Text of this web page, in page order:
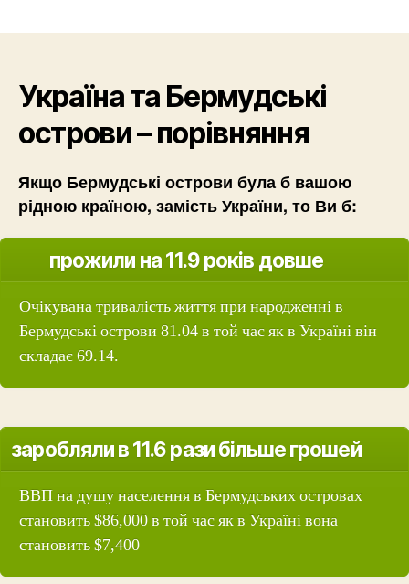
Україна та Бермудські
острови – порівняння
Якщо Бермудські острови була б вашою
рідною країною, замість України, то Ви б:
прожили на 11.9 років довше
Очікувана тривалість життя при народженні в
Бермудські острови 81.04 в той час як в Україні він
складає 69.14.
заробляли в 11.6 рази більше грошей
ВВП на душу населення в Бермудських островах
становить $86,000 в той час як в Україні вона
становить $7,400